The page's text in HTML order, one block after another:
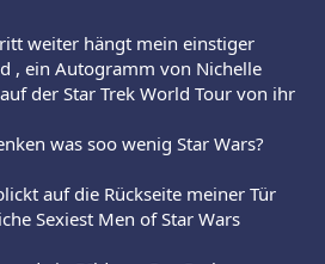
weiter hängt mein einstiger
, ein Autogramm von Nichelle
der Star Trek World Tour von ihr
was soo wenig Star Wars?
auf die Rückseite meiner Tür
Sexiest Men of Star Wars